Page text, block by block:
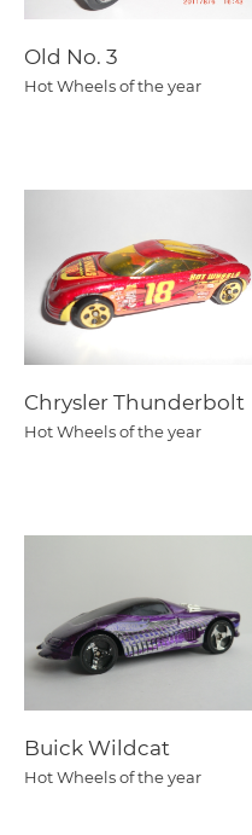
Old No. 3
Hot Wheels of the year
Chrysler Thunderbolt
Hot Wheels of the year
Buick Wildcat
Hot Wheels of the year